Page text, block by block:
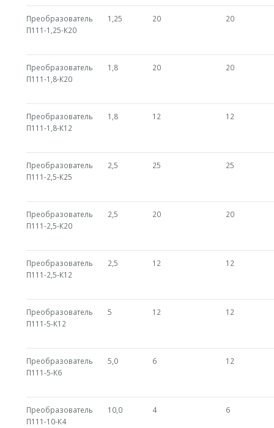
Преобразователь
П111-1,25-К20
1,25 20 20
Преобразователь
П111-1,8-К20
1,8 20 20
Преобразователь
П111-1,8-К12
1,8 12 12
Преобразователь
П111-2,5-К25
2,5 25 25
Преобразователь
П111-2,5-К20
2,5 20 20
Преобразователь
П111-2,5-К12
2,5 12 12
Преобразователь
П111-5-К12
5 12 12
Преобразователь
П111-5-К6
5,0 6 12
Преобразователь
П111-10-К4
10,0 4 6